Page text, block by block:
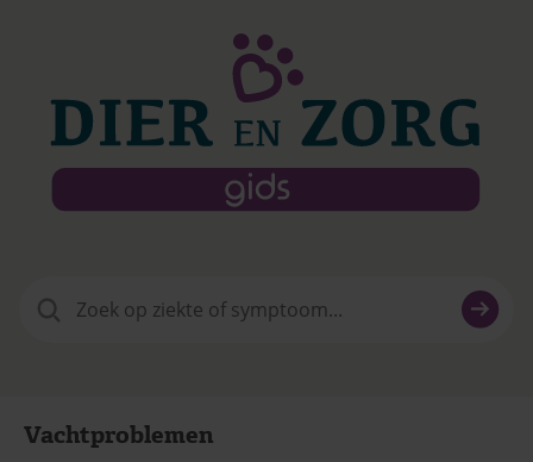
naar:
Vachtproblemen